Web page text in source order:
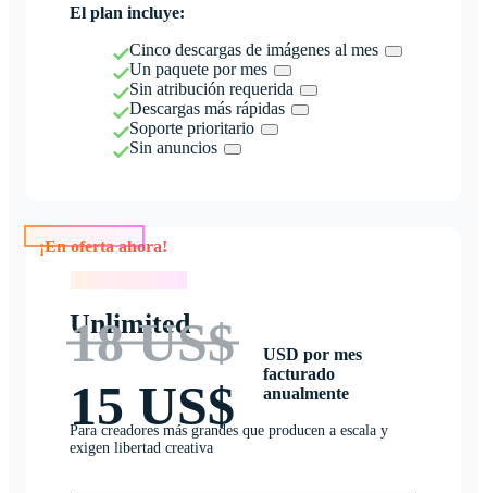
El plan incluye:
Cinco descargas de imágenes al mes
Un paquete por mes
Sin atribución requerida
Descargas más rápidas
Soporte prioritario
Sin anuncios
Unlimited
18 US$
15 US$
USD por mes
facturado
anualmente
Para creadores más grandes que producen a escala y
exigen libertad creativa